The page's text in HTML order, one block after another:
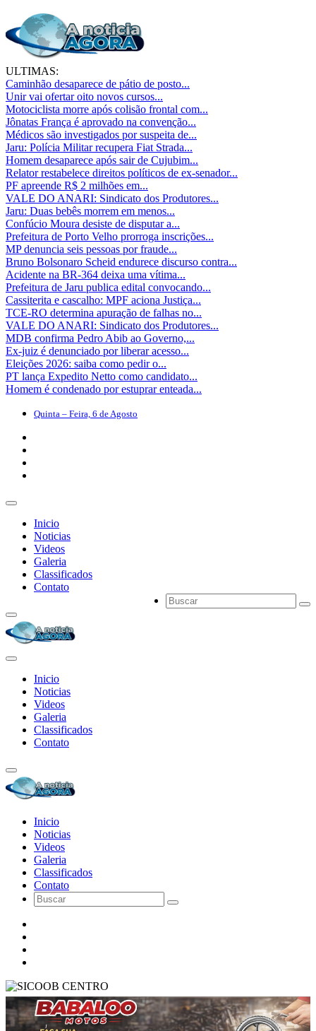
ULTIMAS:
Caminhão desaparece de pátio de posto...
Unir vai ofertar oito novos cursos...
Motociclista morre após colisão frontal com...
Jônatas França é aprovado na convenção...
Médicos são investigados por suspeita de...
Jaru: Polícia Militar recupera Fiat Strada...
Homem desaparece após sair de Cujubim...
Relator restabelece direitos políticos de ex-senador...
PF apreende R$ 2 milhões em...
VALE DO ANARI: Sindicato dos Produtores...
Jaru: Duas bebês morrem em menos...
Confúcio Moura desiste de disputar a...
Prefeitura de Porto Velho prorroga inscrições...
MP denuncia seis pessoas por fraude...
Bruno Bolsonaro Scheid endurece discurso contra...
Acidente na BR-364 deixa uma vítima...
Prefeitura de Jaru publica edital convocando...
Cassiterita e cascalho: MPF aciona Justiça...
TCE-RO determina apuração de falhas no...
VALE DO ANARI: Sindicato dos Produtores...
MDB confirma Pedro Abib ao Governo,...
Ex-juiz é denunciado por liberar acesso...
Eleições 2026: saiba como pedir o...
PT lança Expedito Netto como candidato...
Homem é condenado por estuprar enteada...
Quinta – Feira, 6 de Agosto
Inicio
Noticias
Videos
Galeria
Classificados
Contato
Inicio
Noticias
Videos
Galeria
Classificados
Contato
Inicio
Noticias
Videos
Galeria
Classificados
Contato